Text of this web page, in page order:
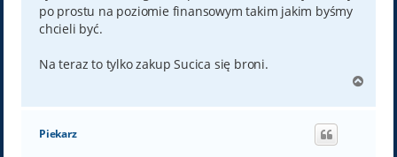
po prostu na poziomie finansowym takim jakim byśmy
chcieli być.
Na teraz to tylko zakup Sucica się broni.
g
Piekarz